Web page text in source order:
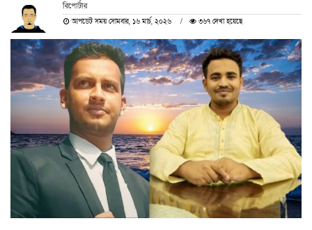
রিপোর্টার
আপডেট সময় সোমবার, ১৬ মার্চ, ২০২৬ ৩৬৭ দেখা হয়েছে